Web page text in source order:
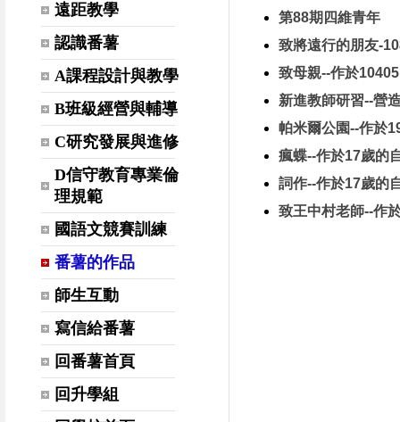
遠距教學
認識番薯
A課程設計與教學
B班級經營與輔導
C研究發展與進修
D信守教育專業倫
理規範
國語文競賽訓練
番薯的作品
師生互動
寫信給番薯
回番薯首頁
回升學組
第88期四維青年
致將遠行的朋友-
致母親--作於10405
新進教師研習--營
帕米爾公園--作於
瘋蝶--作於17歲的
詞作--作於17歲的
致王中村老師--作